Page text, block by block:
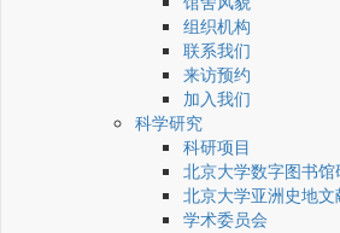
组织机构
联系我们
来访预约
加入我们
科学研究
科研项目
北京大学数字图书
北京大学亚洲史地
学术委员会